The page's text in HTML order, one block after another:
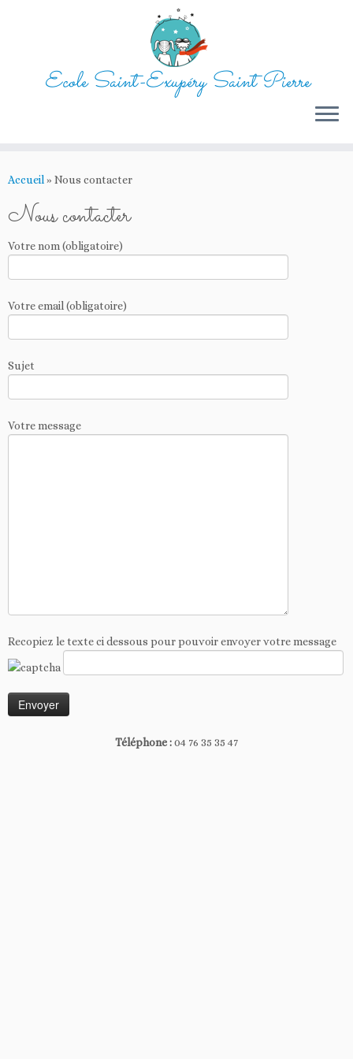
au
Ecole Saint-Exupéry Saint Pierre
Accueil » Nous contacter
Nous contacter
Votre nom (obligatoire)
Votre email (obligatoire)
Sujet
Votre message
Recopiez le texte ci dessous pour pouvoir envoyer votre message
Téléphone :04 76 35 35 47